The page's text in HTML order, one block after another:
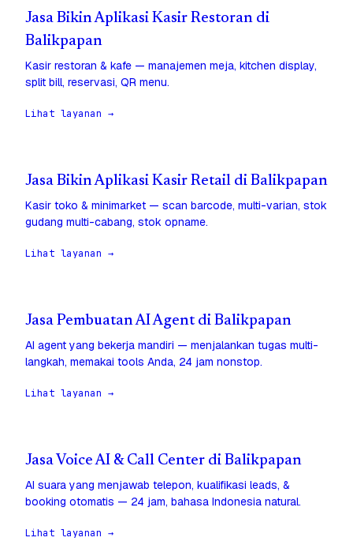
Jasa Bikin Aplikasi Kasir Restoran di
Balikpapan
Kasir restoran & kafe — manajemen meja, kitchen display,
split bill, reservasi, QR menu.
Lihat layanan →
Jasa Bikin Aplikasi Kasir Retail di Balikpapan
Kasir toko & minimarket — scan barcode, multi-varian, stok
gudang multi-cabang, stok opname.
Lihat layanan →
Jasa Pembuatan AI Agent di Balikpapan
AI agent yang bekerja mandiri — menjalankan tugas multi-
langkah, memakai tools Anda, 24 jam nonstop.
Lihat layanan →
Jasa Voice AI & Call Center di Balikpapan
AI suara yang menjawab telepon, kualifikasi leads, &
booking otomatis — 24 jam, bahasa Indonesia natural.
Lihat layanan →